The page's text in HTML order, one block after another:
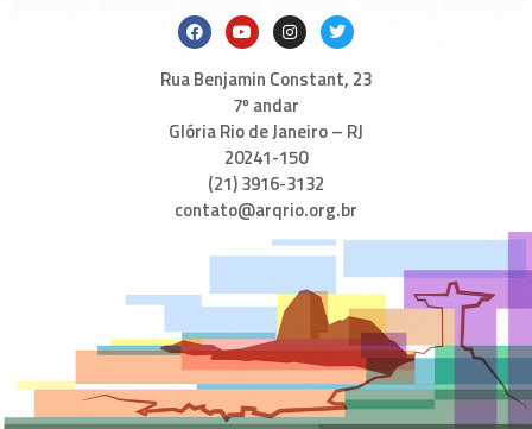
Rua Benjamin Constant, 23
7º andar
Glória Rio de Janeiro – RJ
20241-150
(21) 3916-3132
contato@arqrio.org.br